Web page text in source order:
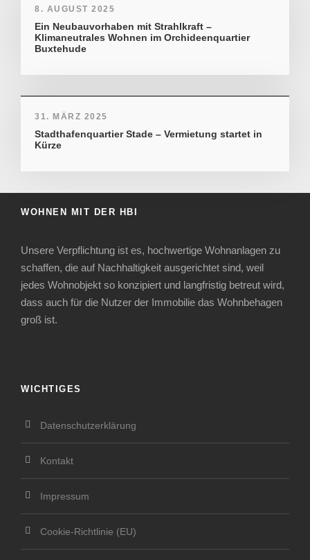
8. AUGUST 2025
Ein Neubauvorhaben mit Strahlkraft –
Klimaneutrales Wohnen im Orchideenquartier
Buxtehude
31. MÄRZ 2025
Stadthafenquartier Stade – Vermietung startet in
Kürze
WOHNEN MIT DER HBI
Unsere Verpflichtung ist es, hochwertige Wohnanlagen zu
schaffen, die auf Nachhaltigkeit ausgerichtet sind, weil
jedes Wohnobjekt so konzipiert und langfristig betreut wird,
dass auch für die Nutzer der Immobilie das Wohnbehagen
groß ist.
WICHTIGES
Datenschutzerklärung
Kontakt
Impressum
Cookie-Richtlinie (EU)